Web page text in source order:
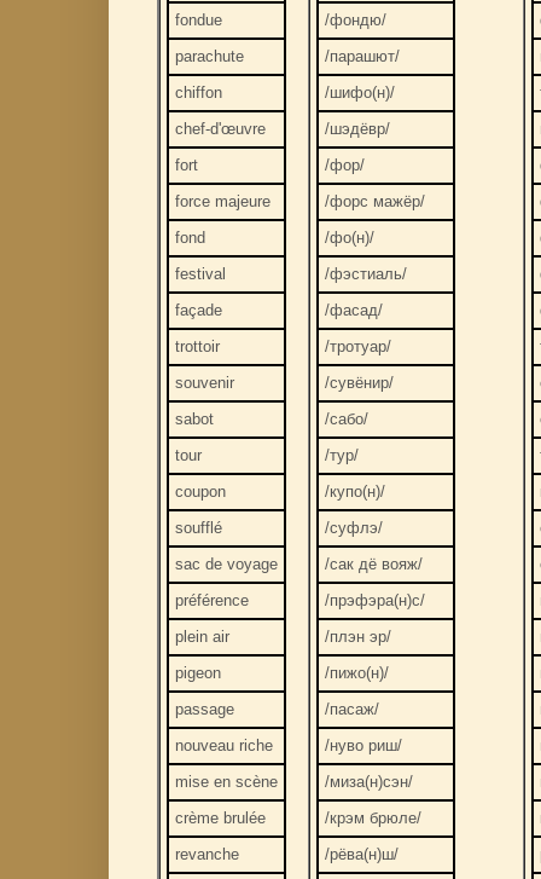
fondue
parachute
chiffon
chef-d'œuvre
fort
force majeure
fond
festival
façade
trottoir
souvenir
sabot
tour
coupon
soufflé
sac de voyage
préférence
plein air
pigeon
passage
nouveau riche
mise en scène
crème brulée
revanche
/фондю/
/парашют/
/шифо(н)/
/шэдёвр/
/фор/
/форс мажёр/
/фо(н)/
/фэстиаль/
/фасад/
/тротуар/
/сувёнир/
/сабо/
/тур/
/купо(н)/
/суфлэ/
/сак дё вояж/
/прэфэра(н)с/
/плэн эр/
/пижо(н)/
/пасаж/
/нуво риш/
/миза(н)сэн/
/крэм брюле/
/рёва(н)ш/